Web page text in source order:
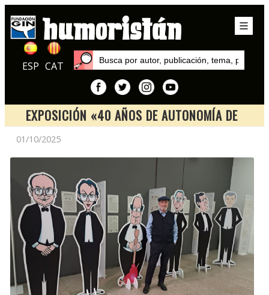
ESP CAT
EXPOSICIÓN «40 AÑOS DE AUTONOMÍA DE
GALICIA EN LAS CARICATURAS DE SIRO»
01/10/2025